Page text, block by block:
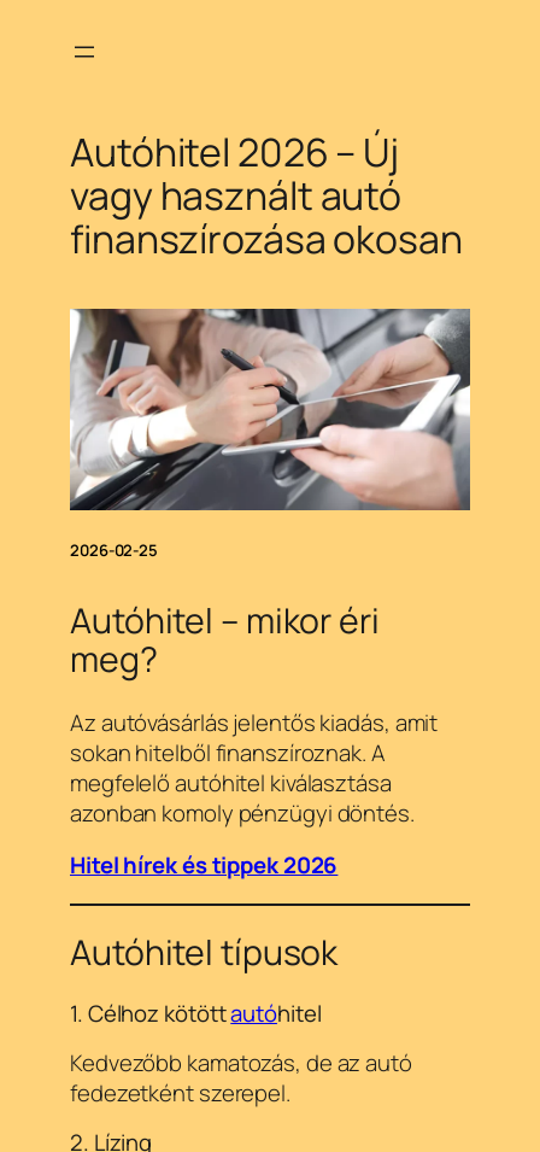
Autóhitel 2026 – Új
vagy használt autó
finanszírozása okosan
2026-02-25
Autóhitel – mikor éri
meg?
Az autóvásárlás jelentős kiadás, amit
sokan hitelből finanszíroznak. A
megfelelő autóhitel kiválasztása
azonban komoly pénzügyi döntés.
Hitel hírek és tippek 2026
Autóhitel típusok
1. Célhoz kötöttautóhitel
Kedvezőbb kamatozás, de az autó
fedezetként szerepel.
2. Lízing